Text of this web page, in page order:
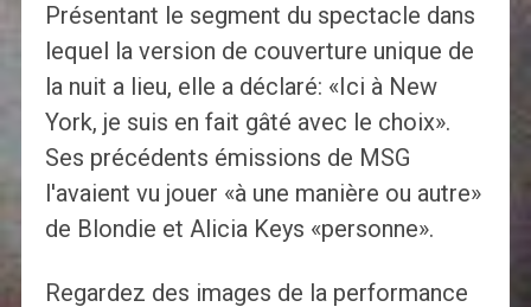
Présentant le segment du spectacle dans
lequel la version de couverture unique de
la nuit a lieu, elle a déclaré: «Ici à New
York, je suis en fait gâté avec le choix».
Ses précédents émissions de MSG
l'avaient vu jouer «à une manière ou autre»
de Blondie et Alicia Keys «personne».
Regardez des images de la performance